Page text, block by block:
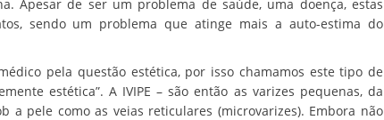
Apesar de ser um problema de saúde, uma doença, estas
sendo um problema que atinge mais a auto-estima do
pela questão estética, por isso chamamos este tipo de
estética”. A IVIPE – são então as varizes pequenas, da
a pele como as veias reticulares (microvarizes). Embora não